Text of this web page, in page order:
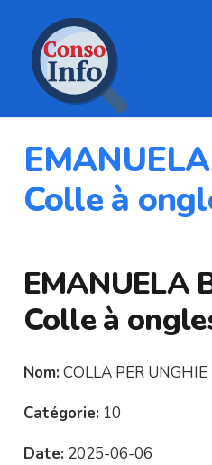
Colle à
EMANUELA
Colle à
Nom: COLLA PER
Catégorie: 10
Date: 2025-06-06